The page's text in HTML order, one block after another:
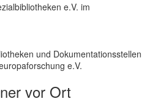
e.V. im
und Dokumentationsstellen
e.V.
vor Ort